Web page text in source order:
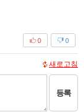
0
0
새로고침
등록